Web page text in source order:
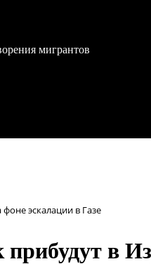
мигрантов
эскалации в Газе
в